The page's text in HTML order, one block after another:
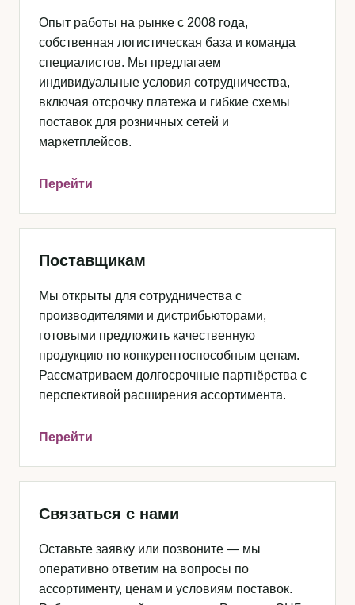
Опыт работы на рынке с 2008 года,
собственная логистическая база и команда
специалистов. Мы предлагаем
индивидуальные условия сотрудничества,
включая отсрочку платежа и гибкие схемы
поставок для розничных сетей и
маркетплейсов.
Перейти
Поставщикам
Мы открыты для сотрудничества с
производителями и дистрибьюторами,
готовыми предложить качественную
продукцию по конкурентоспособным ценам.
Рассматриваем долгосрочные партнёрства с
перспективой расширения ассортимента.
Перейти
Связаться с нами
Оставьте заявку или позвоните — мы
оперативно ответим на вопросы по
ассортименту, ценам и условиям поставок.